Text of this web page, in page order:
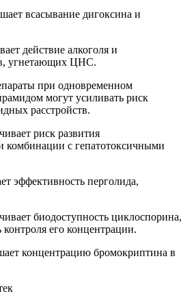
всасывание дигоксина и
действие алкоголя и
угнетающих ЦНС.
при одновременном
могут усиливать риск
расстройств.
риск развития
комбинации с гепатотоксичными
эффективность перголида,
биодоступность циклоспорина,
его концентрации.
концентрацию бромокриптина в